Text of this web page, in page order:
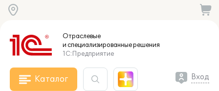
Отраслевые
и специализированныерешения
1С:Предприятие
Каталог Вход